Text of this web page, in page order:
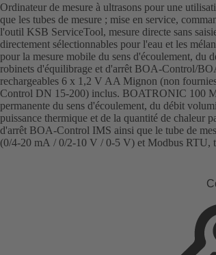
Ordinateur de mesure à ultrasons pour une
que les tubes de mesure ; mise en service,
l'outil KSB ServiceTool, mesure directe sans
directement sélectionnables pour l'eau et les
pour la mesure mobile du sens d'écoulement, du
robinets d'équilibrage et d'arrêt BOA-Control/
rechargeables 6 x 1,2 V AA Mignon (non
Control DN 15-200) inclus. BOATRONIC 100
permanente du sens d'écoulement, du débit
puissance thermique et de la quantité de chaleur
d'arrêt BOA-Control IMS ainsi que le tube de
(0/4-20 mA / 0/2-10 V / 0-5 V) et Modbus RTU,